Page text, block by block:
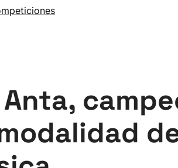
Competiciones